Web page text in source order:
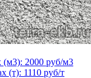
(м3): 2000 руб/м3
(т): 1110 руб/т